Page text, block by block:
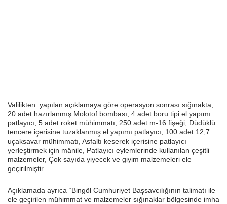
Valilikten yapılan açıklamaya göre operasyon sonrası sığınakta;
20 adet hazırlanmış Molotof bombası, 4 adet boru tipi el yapımı
patlayıcı, 5 adet roket mühimmatı, 250 adet m-16 fişeği, Düdüklü
tencere içerisine tuzaklanmış el yapımı patlayıcı, 100 adet 12,7
uçaksavar mühimmatı, Asfaltı keserek içerisine patlayıcı
yerleştirmek için mânile, Patlayıcı eylemlerinde kullanılan çeşitli
malzemeler, Çok sayıda yiyecek ve giyim malzemeleri ele
geçirilmiştir.
Açıklamada ayrıca “Bingöl Cumhuriyet Başsavcılığının talimatı ile
ele geçirilen mühimmat ve malzemeler sığınaklar bölgesinde imha